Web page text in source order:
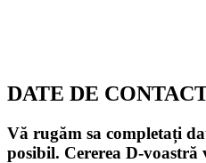
DATE DE
Vă rugăm sa completați
posibil. Cererea D-voastră